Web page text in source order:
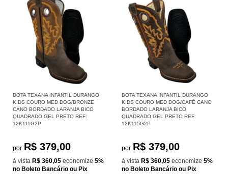
BOTA TEXANA INFANTIL DURANGO
KIDS COURO MED DOG/BRONZE
CANO BORDADO LARANJA BICO
QUADRADO GEL PRETO REF:
12K111G2P
por R$ 379,00
à vista R$ 360,05 economize 5%
no Boleto Bancário ou Pix
BOTA TEXANA INFANTIL DURANGO
KIDS COURO MED DOG/CAFÉ CANO
BORDADO LARANJA BICO
QUADRADO GEL PRETO REF:
12K115G2P
por R$ 379,00
à vista R$ 360,05 economize 5%
no Boleto Bancário ou Pix